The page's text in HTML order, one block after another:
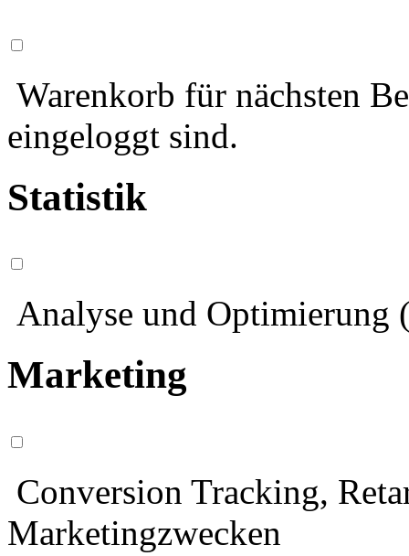
Warenkorb für nächsten
eingeloggt sind.
Statistik
Analyse und Optimierung
Marketing
Conversion Tracking,
Marketingzwecken